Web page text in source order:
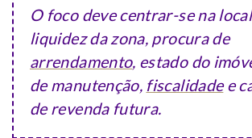
O foco deve centrar-se na
liquidez da zona, procura de
arrendamento, estado do
de manutenção, fiscalidadee
de revenda futura.